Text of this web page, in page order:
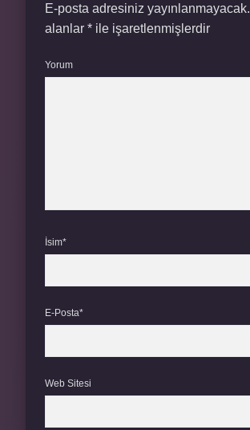
E-posta adresiniz yayınlanmayacak.
alanlar * ile işaretlenmişlerdir
Yorum
İsim*
E-Posta*
Web Sitesi